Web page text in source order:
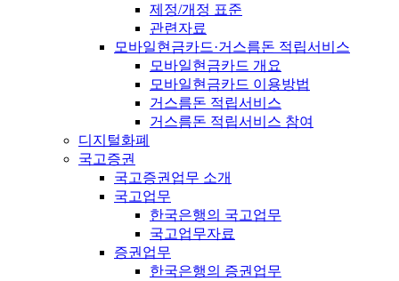
제정/개정 표준
관련자료
모바일현금카드·거스름돈 적립서비스
모바일현금카드 개요
모바일현금카드 이용방법
거스름돈 적립서비스
거스름돈 적립서비스 참여
디지털화폐
국고증권
국고증권업무 소개
국고업무
한국은행의 국고업무
국고업무자료
증권업무
한국은행의 증권업무